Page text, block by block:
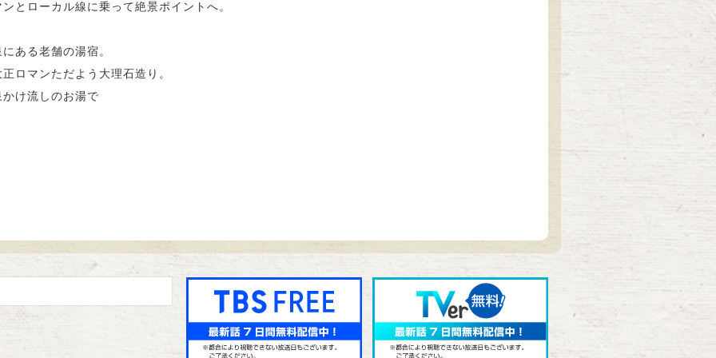
とローカル線に乗って絶景ポイントへ。
ある老舗の湯宿。
ロマンただよう大理石造り。
け流しのお湯で